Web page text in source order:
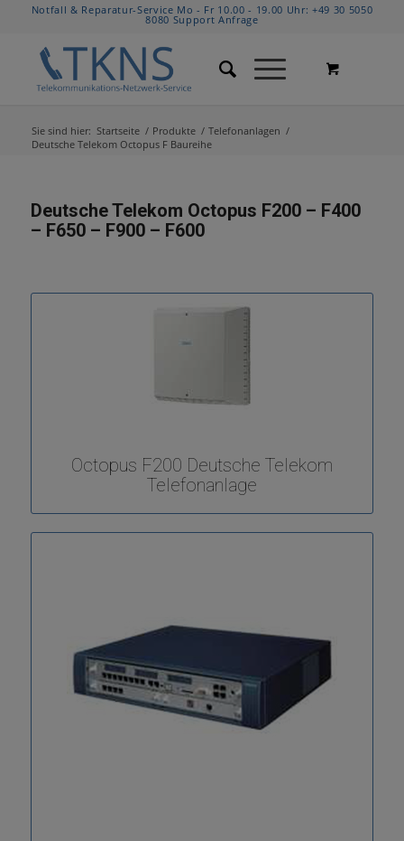
Notfall & Reparatur-Service Mo - Fr 10.00 - 19.00 Uhr:+49 30 5050
8080 Support Anfrage
Sie sind hier: Startseite / Produkte / Telefonanlagen /
Deutsche Telekom Octopus F Baureihe
Deutsche Telekom Octopus F200 – F400
– F650 – F900 – F600
Octopus F200 Deutsche Telekom
Telefonanlage